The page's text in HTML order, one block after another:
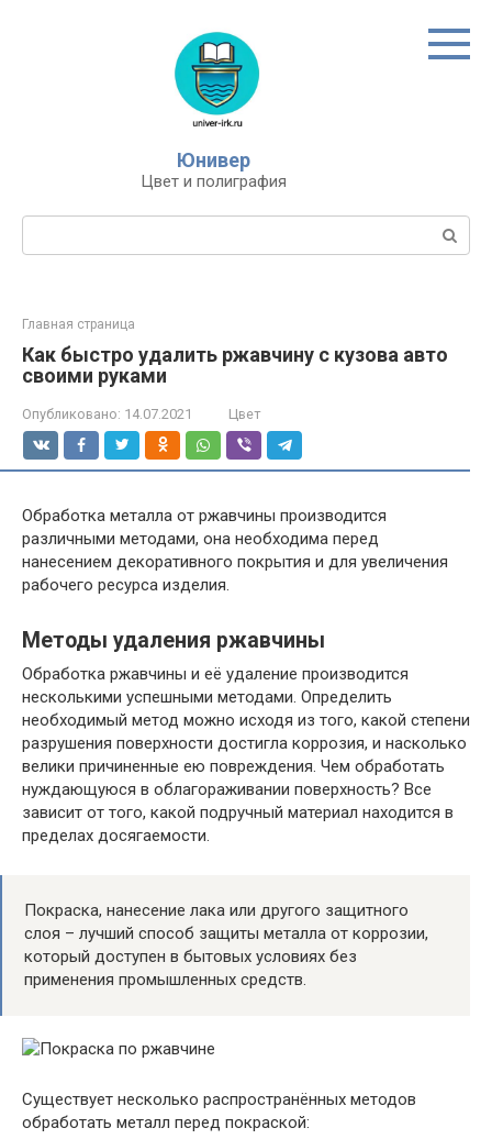
Юнивер
Цвет и полиграфия
Главная страница
Как быстро удалить ржавчину с кузова авто
своими руками
Опубликовано: 14.07.2021 Цвет
Обработка металла от ржавчины производится
различными методами, она необходима перед
нанесением декоративного покрытия и для увеличения
рабочего ресурса изделия.
Методы удаления ржавчины
Обработка ржавчины и её удаление производится
несколькими успешными методами. Определить
необходимый метод можно исходя из того, какой степени
разрушения поверхности достигла коррозия, и насколько
велики причиненные ею повреждения. Чем обработать
нуждающуюся в облагораживании поверхность? Все
зависит от того, какой подручный материал находится в
пределах досягаемости.
Покраска, нанесение лака или другого защитного
слоя – лучший способ защиты металла от коррозии,
который доступен в бытовых условиях без
применения промышленных средств.
Существует несколько распространённых методов
обработать металл перед покраской: